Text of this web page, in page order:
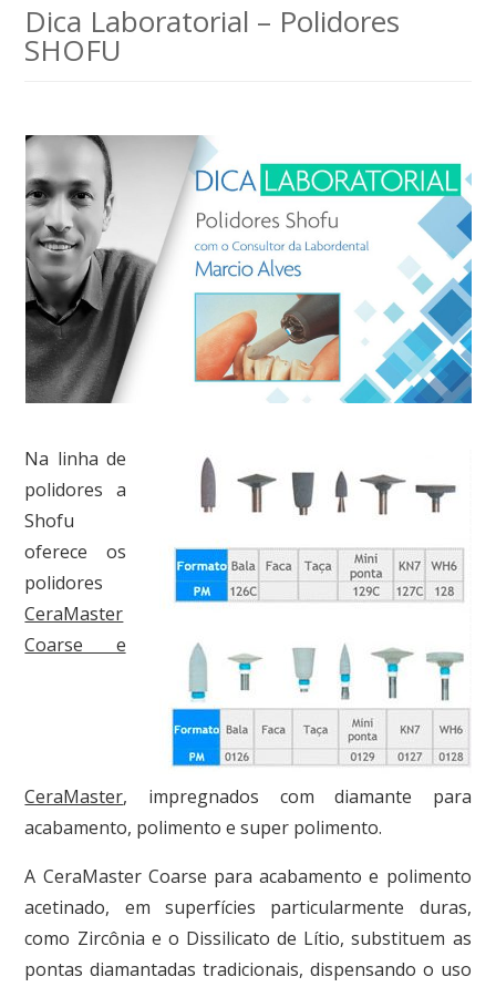
Dica Laboratorial – Polidores
SHOFU
Na linha de
polidores a
Shofu
oferece os
polidores
CeraMaster
Coarse e
CeraMaster, impregnados com diamante para
acabamento, polimento e super polimento.
A CeraMaster Coarse para acabamento e polimento
acetinado, em superfícies particularmente duras,
como Zircônia e o Dissilicato de Lítio, substituem as
pontas diamantadas tradicionais, dispensando o uso